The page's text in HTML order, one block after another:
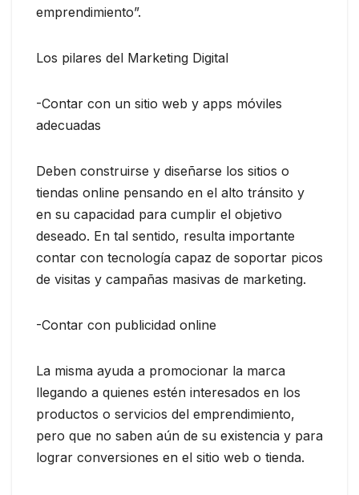
emprendimiento”.
Los pilares del Marketing Digital
-Contar con un sitio web y apps móviles
adecuadas
Deben construirse y diseñarse los sitios o
tiendas online pensando en el alto tránsito y
en su capacidad para cumplir el objetivo
deseado. En tal sentido, resulta importante
contar con tecnología capaz de soportar picos
de visitas y campañas masivas de marketing.
-Contar con publicidad online
La misma ayuda a promocionar la marca
llegando a quienes estén interesados en los
productos o servicios del emprendimiento,
pero que no saben aún de su existencia y para
lograr conversiones en el sitio web o tienda.